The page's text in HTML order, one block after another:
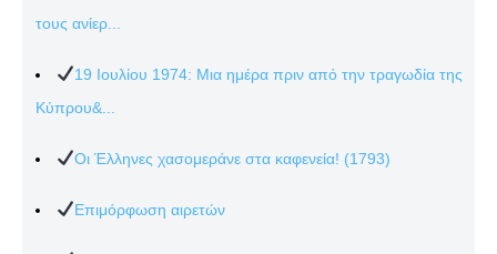
τους ανίερ...
19 Ιουλίου 1974: Μια ημέρα πριν από την τραγωδία της
Κύπρου&...
Οι Έλληνες χασομεράνε στα καφενεία! (1793)
Επιμόρφωση αιρετών